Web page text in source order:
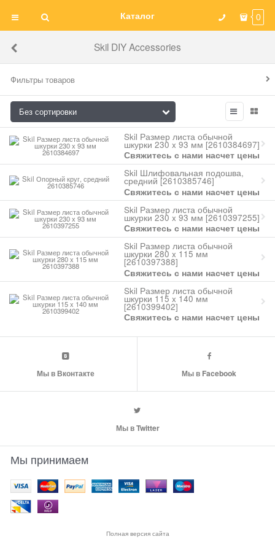
Каталог 0
Skil DIY Accessories
Фильтры товаров
Skil Размер листа обычной
шкурки 230 x 93 мм [2610384697]
Свяжитесь с нами насчет цены
Skil Шлифовальная подошва,
средний [2610385746]
Свяжитесь с нами насчет цены
Skil Размер листа обычной
шкурки 230 x 93 мм [2610397255]
Свяжитесь с нами насчет цены
Skil Размер листа обычной
шкурки 280 x 115 мм
[2610397388]
Свяжитесь с нами насчет цены
Skil Размер листа обычной
шкурки 115 x 140 мм
[2610399402]
Свяжитесь с нами насчет цены
Мы в Вконтакте Мы в Facebook
Мы в Twitter
Мы принимаем
Полная версия сайта